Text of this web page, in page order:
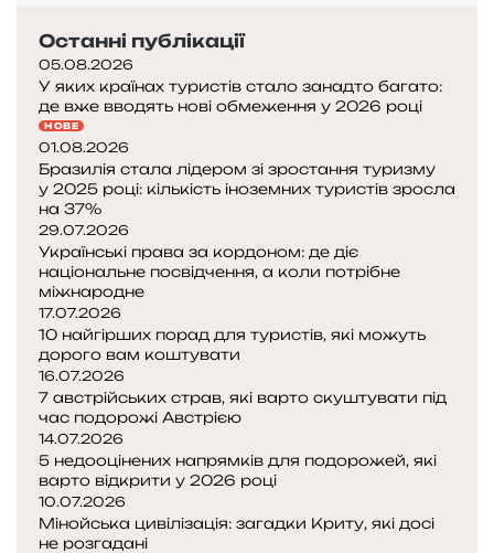
р
и
с
т
и
ш
у
к
а
ю
т
ь
«
Х
і
с
а
ш
М
і
д
Останні публікації
05.08.2026
У яких країнах туристів стало занадто багато:
де вже вводять нові обмеження у 2026 році
НОВЕ
01.08.2026
Бразилія стала лідером зі зростання туризму
у 2025 році: кількість іноземних туристів зросла
на 37%
29.07.2026
Українські права за кордоном: де діє
національне посвідчення, а коли потрібне
міжнародне
17.07.2026
10 найгірших порад для туристів, які можуть
дорого вам коштувати
16.07.2026
7 австрійських страв, які варто скуштувати під
час подорожі Австрією
14.07.2026
5 недооцінених напрямків для подорожей, які
варто відкрити у 2026 році
10.07.2026
Мінойська цивілізація: загадки Криту, які досі
не розгадані